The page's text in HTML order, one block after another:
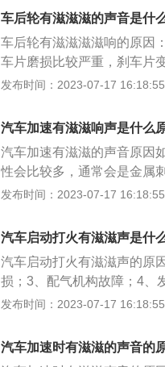
水泵皮带涨紧力不够所致。
用。水泵皮带如果老化不严
视情况需要更换。
再去动，调节的过程一定要
醒，有些调节装置超过90度
专卖气瓶,虽然专卖也一样有
气,一定要选择洁净的,简单
体可行。4、禁止将气体在
露。
车后轮有滋滋滋的声音是什
车后轮有滋滋滋滋响的原因
车片磨损比较严重，刹车片
车辆的驾驶舒适感，而且对
物，比如小石头，碎钉子等
形：如果刹车片挡板变形，
响。遇到这些情况要及时到
发布时间：2023-07-17 16:18:55
汽车加速有滋滋响声是什么
汽车加速有滋滋的声音原因
性会比较多，通常会是金属
离合器或油门后又没有，换
驾驶。车加速有滋滋的声音
发动机某一机构的技术状态
整不当引起。有些异响尚可
现异响时，应及时修理，防
引起响声的原因也比较复杂
器故障十分重要，若某档发
发布时间：2023-07-17 16:18:55
汽车启动打火有滋滋声是什
汽车启动打火有滋滋声的原
损；3、配气机构故障；4、
链条故障；6、传动皮带老
电气设备自检；2、踩住离
发布时间：2023-07-17 16:18:55
汽车加速时有滋滋的声音的